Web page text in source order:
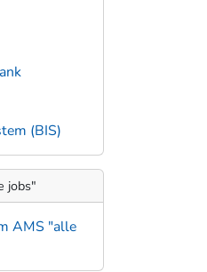
(BIS)
jobs"
AMS "alle